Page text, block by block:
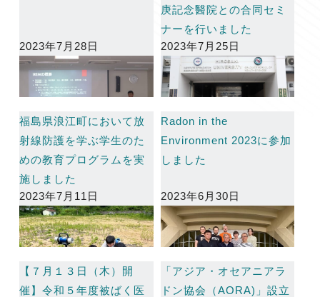
2023年7月28日
庚記念醫院との合同セミ
ナーを行いました
2023年7月25日
福島県浪江町において放
射線防護を学ぶ学生のた
めの教育プログラムを実
施しました
2023年7月11日
Radon in the
Environment 2023に参加
しました
2023年6月30日
【７月１３日（木）開
催】令和５年度被ばく医
「アジア・オセアニアラ
ドン協会（AORA)」設立